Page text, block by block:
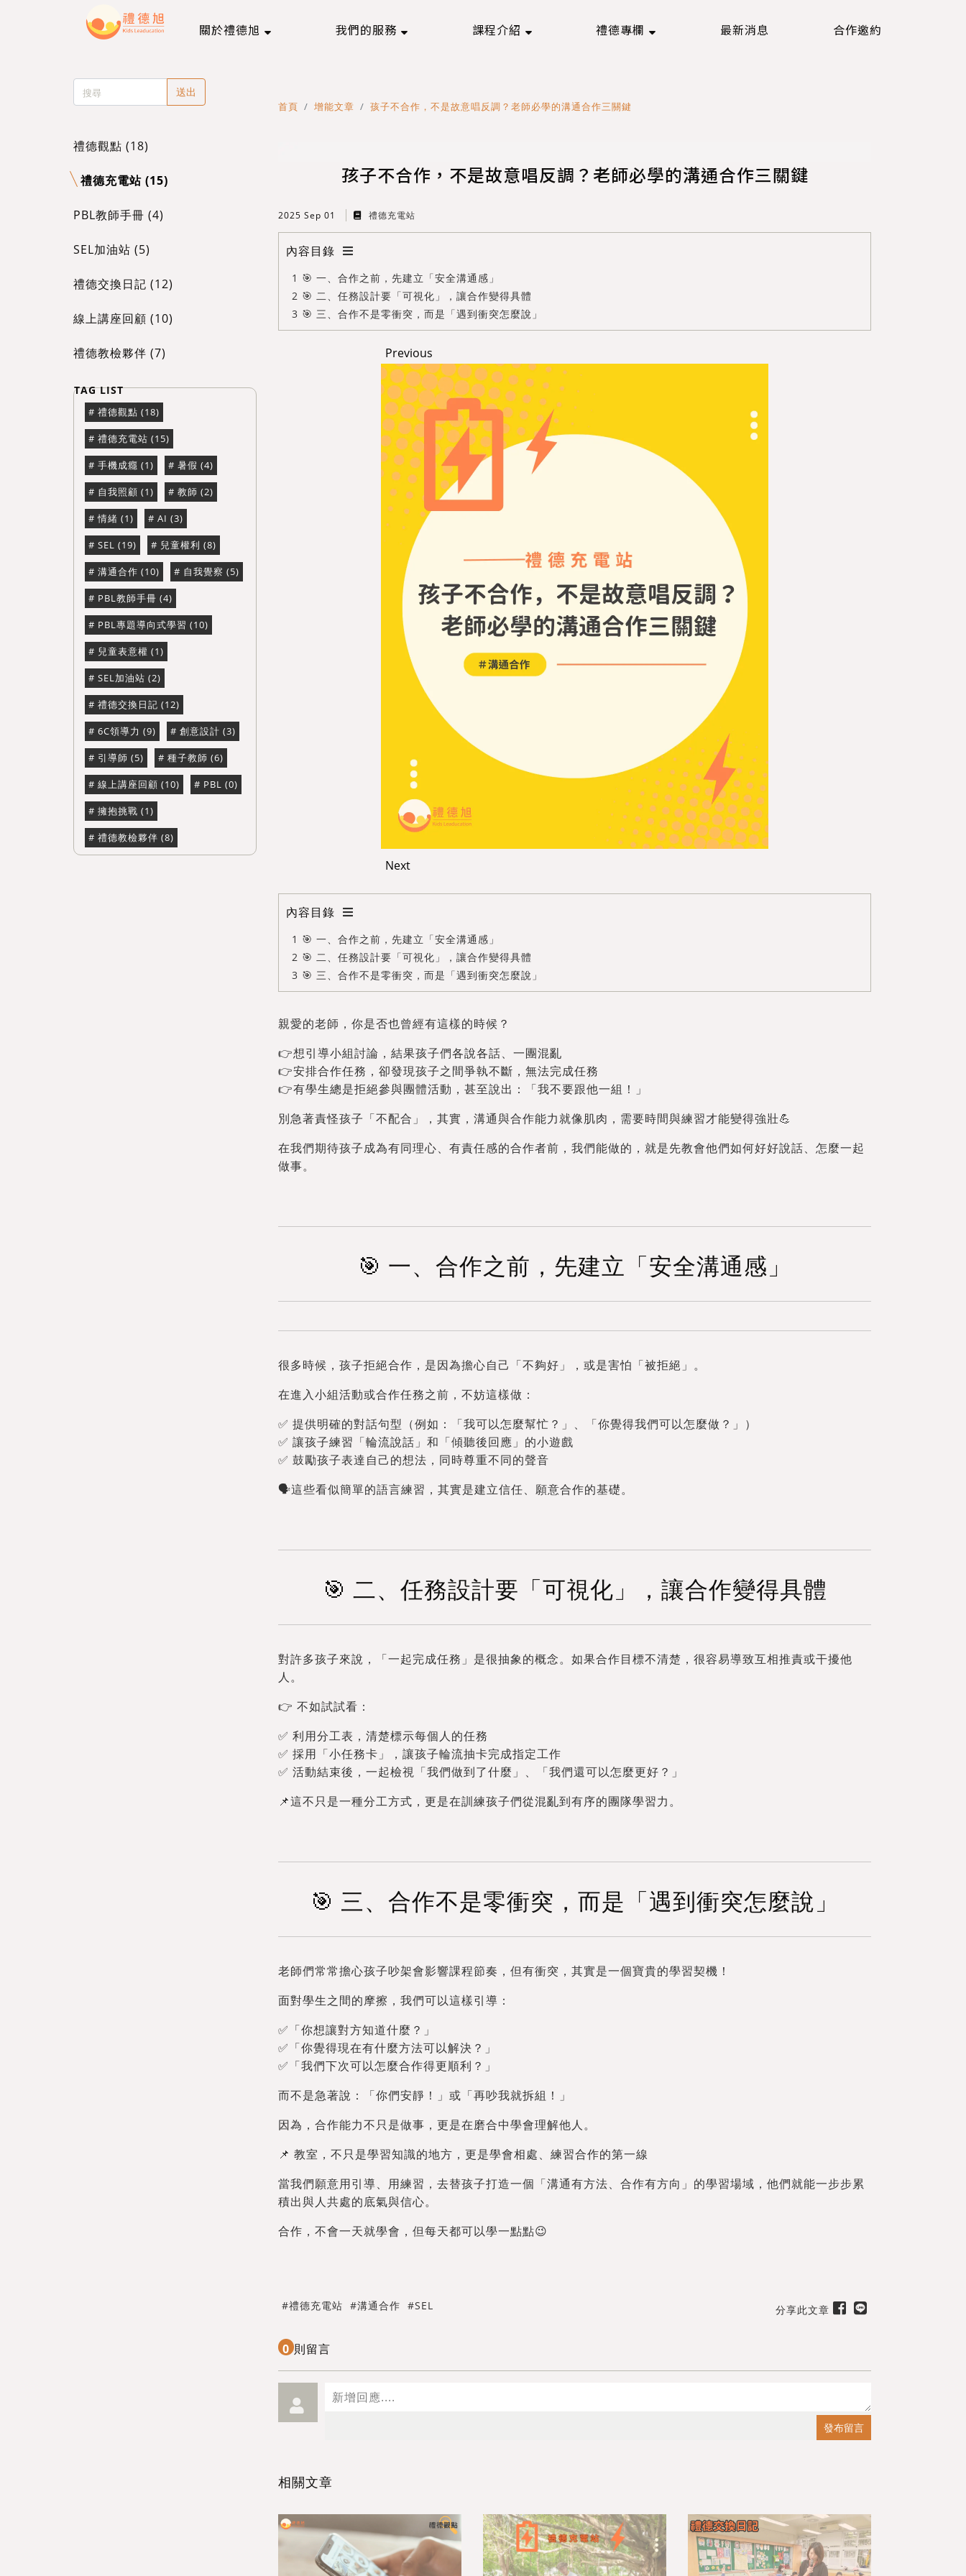
關於禮德旭 我們的服務 課程介紹 禮德專欄 最新消息 合作邀約
送出
禮德觀點 (18)
禮德充電站 (15)
PBL教師手冊 (4)
SEL加油站 (5)
禮德交換日記 (12)
線上講座回顧 (10)
禮德教檢夥伴 (7)
禮德觀點 (18)
禮德充電站 (15)
手機成癮 (1) 暑假 (4)
自我照顧 (1) 教師 (2)
情緒 (1) AI (3)
SEL (19) 兒童權利 (8)
溝通合作 (10) 自我覺察 (5)
PBL教師手冊 (4)
PBL專題導向式學習 (10)
兒童表意權 (1)
SEL加油站 (2)
禮德交換日記 (12)
6C領導力 (9) 創意設計 (3)
引導師 (5) 種子教師 (6)
線上講座回顧 (10) PBL (0)
擁抱挑戰 (1)
禮德教檢夥伴 (8)
首頁 增能文章 孩子不合作，不是故意唱反調？老師必學的溝通合作三關鍵
孩子不合作，不是故意唱反調？老師必學的溝通合作三關鍵
2025 Sep 01 禮德充電站
內容目錄
🎯 一、合作之前，先建立「安全溝通感」
🎯 二、任務設計要「可視化」，讓合作變得具體
🎯 三、合作不是零衝突，而是「遇到衝突怎麼說」
Previous
Next
內容目錄
🎯 一、合作之前，先建立「安全溝通感」
🎯 二、任務設計要「可視化」，讓合作變得具體
🎯 三、合作不是零衝突，而是「遇到衝突怎麼說」
親愛的老師，你是否也曾經有這樣的時候？
👉想引導小組討論，結果孩子們各說各話、一團混亂
👉安排合作任務，卻發現孩子之間爭執不斷，無法完成任務
👉有學生總是拒絕參與團體活動，甚至說出：「我不要跟他一組！」
別急著責怪孩子「不配合」，其實，溝通與合作能力就像肌肉，需要時間與練習才能變得強壯💪
在我們期待孩子成為有同理心、有責任感的合作者前，我們能做的，就是先教會他們如何好好說話、怎麼一起
做事。
🎯 一、合作之前，先建立「安全溝通感」
很多時候，孩子拒絕合作，是因為擔心自己「不夠好」，或是害怕「被拒絕」。
在進入小組活動或合作任務之前，不妨這樣做：
✅ 提供明確的對話句型（例如：「我可以怎麼幫忙？」、「你覺得我們可以怎麼做？」）
✅ 讓孩子練習「輪流說話」和「傾聽後回應」的小遊戲
✅ 鼓勵孩子表達自己的想法，同時尊重不同的聲音
🗣️這些看似簡單的語言練習，其實是建立信任、願意合作的基礎。
🎯 二、任務設計要「可視化」，讓合作變得具體
對許多孩子來說，「一起完成任務」是很抽象的概念。如果合作目標不清楚，很容易導致互相推責或干擾他
人。
👉 不如試試看：
✅ 利用分工表，清楚標示每個人的任務
✅ 採用「小任務卡」，讓孩子輪流抽卡完成指定工作
✅ 活動結束後，一起檢視「我們做到了什麼」、「我們還可以怎麼更好？」
📌這不只是一種分工方式，更是在訓練孩子們從混亂到有序的團隊學習力。
🎯 三、合作不是零衝突，而是「遇到衝突怎麼說」
老師們常常擔心孩子吵架會影響課程節奏，但有衝突，其實是一個寶貴的學習契機！
面對學生之間的摩擦，我們可以這樣引導：
✅「你想讓對方知道什麼？」
✅「你覺得現在有什麼方法可以解決？」
✅「我們下次可以怎麼合作得更順利？」
而不是急著說：「你們安靜！」或「再吵我就拆組！」
因為，合作能力不只是做事，更是在磨合中學會理解他人。
📌 教室，不只是學習知識的地方，更是學會相處、練習合作的第一線
當我們願意用引導、用練習，去替孩子打造一個「溝通有方法、合作有方向」的學習場域，他們就能一步步累
積出與人共處的底氣與信心。
合作，不會一天就學會，但每天都可以學一點點😉
禮德充電站 溝通合作 SEL 分享此文章
0 則留言
發布留言
相關文章